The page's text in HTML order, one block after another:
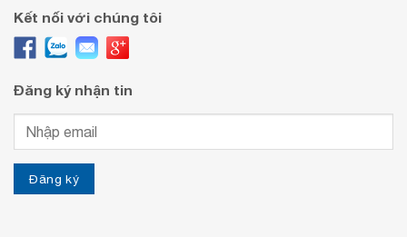
Kết nối với chúng tôi
Đăng ký nhận tin